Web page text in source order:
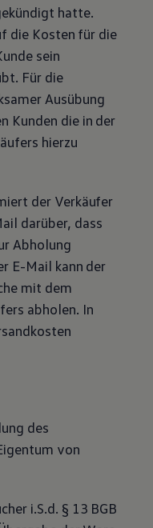
hatte.
die Kosten für die
sein
Für die
Ausübung
Kunden die in der
hierzu
der Verkäufer
darüber, dass
Abholung
E-Mail kann der
mit dem
abholen. In
des
von
i.S.d. § 13 BGB